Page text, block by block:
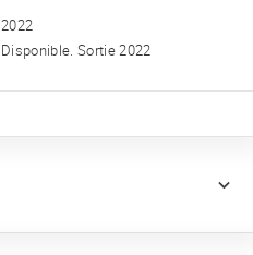
2022
Disponible. Sortie 2022